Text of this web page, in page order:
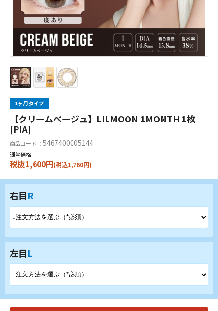
1ヶ月タイプ
【クリームベージュ】LILMOON 1MONTH 1枚
[PIA]
商品コード ： 5467400005144
通常価格
税抜1,600円(税込1,760円)
右目R
左目L